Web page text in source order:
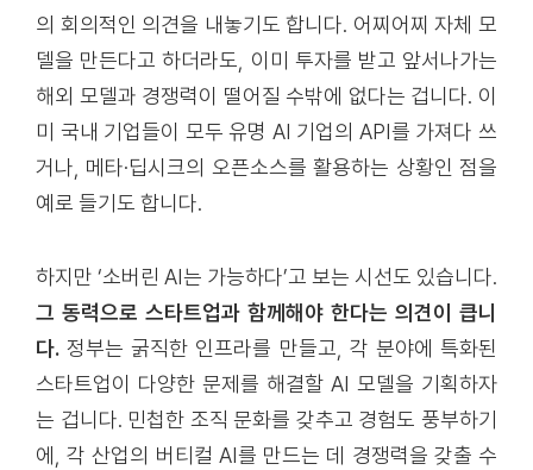
의 회의적인 의견을 내놓기도 합니다. 어찌어찌 자체 모
델을 만든다고 하더라도, 이미 투자를 받고 앞서나가는
해외 모델과 경쟁력이 떨어질 수밖에 없다는 겁니다. 이
미 국내 기업들이 모두 유명 AI 기업의 API를 가져다 쓰
거나, 메타·딥시크의 오픈소스를 활용하는 상황인 점을
예로 들기도 합니다.
하지만 ‘소버린 AI는 가능하다’고 보는 시선도 있습니다.
그 동력으로 스타트업과 함께해야 한다는 의견이 큽니
다.정부는 굵직한 인프라를 만들고, 각 분야에 특화된
스타트업이 다양한 문제를 해결할 AI 모델을 기획하자
는 겁니다. 민첩한 조직 문화를 갖추고 경험도 풍부하기
에, 각 산업의 버티컬 AI를 만드는 데 경쟁력을 갖출 수